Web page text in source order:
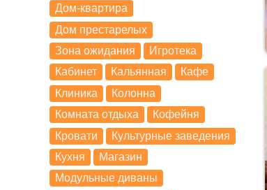
Дом-квартира
Дом престарелых
Зона ожидания
Игротека
Кабинет
Кальянная
Кафе
Клиника
Колонна
Комната отдыха
Кофейня
Кровати
Культурные заведения
Кухня
Магазин
Модульные диваны